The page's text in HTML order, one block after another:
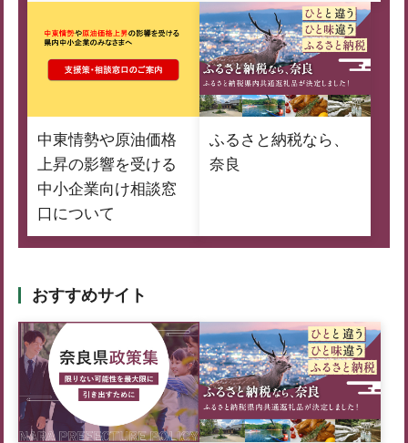
中東情勢や原油価格
上昇の影響を受ける
中小企業向け相談窓
口について
ふるさと納税なら、
奈良
おすすめサイト